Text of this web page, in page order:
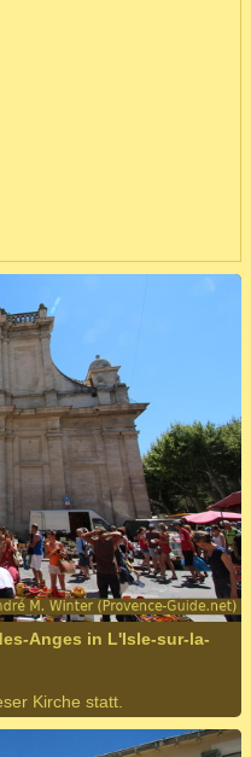
Anges in L'Isle-sur-la-
Kirche statt.